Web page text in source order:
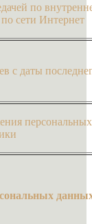
по
сети Интернет
с даты